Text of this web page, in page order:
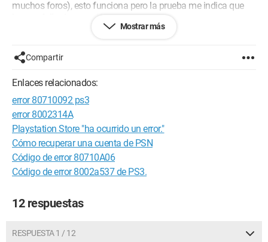
muchos foros), esto funciona pero la prueba me indica que
No sé si es un problema relacionado con el proxy u otro, pero
durante 4-5 años con mi PS3. Así que sus consejos son
bienvenidos.
Mostrar más
Compartir
Enlaces relacionados:
error 80710092 ps3
error 8002314A
Playstation Store "ha ocurrido un error."
Cómo recuperar una cuenta de PSN
Código de error 80710A06
Código de error 8002a537 de PS3.
12 respuestas
RESPUESTA 1 / 12